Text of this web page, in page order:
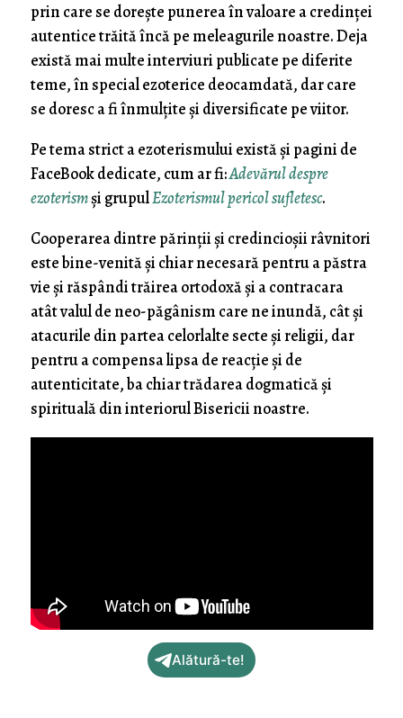
prin care se dorește punerea în valoare a credinței
autentice trăită încă pe meleagurile noastre. Deja
există mai multe interviuri publicate pe diferite
teme, în special ezoterice deocamdată, dar care
se doresc a fi înmulțite și diversificate pe viitor.
Pe tema strict a ezoterismului există și pagini de
FaceBook dedicate, cum ar fi:Adevărul despre
ezoterismși grupulEzoterismul pericol sufletesc.
Cooperarea dintre părinții și credincioșii râvnitori
este bine-venită și chiar necesară pentru a păstra
vie și răspândi trăirea ortodoxă și a contracara
atât valul de neo-păgânism care ne inundă, cât și
atacurile din partea celorlalte secte și religii, dar
pentru a compensa lipsa de reacție și de
autenticitate, ba chiar trădarea dogmatică și
spirituală din interiorul Bisericii noastre.
Alătură-te!